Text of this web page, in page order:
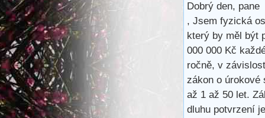
Dobrý den, pane
, Jsem fyzická
který by měl být
000 000 Kč
ročně, v
zákon o úrokové
až 1 až 50 let.
dluhu potvrzení